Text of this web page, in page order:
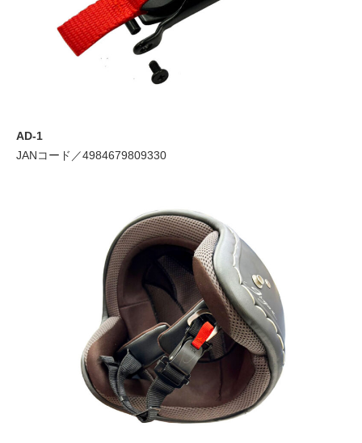
AD-1
JANコード／4984679809330